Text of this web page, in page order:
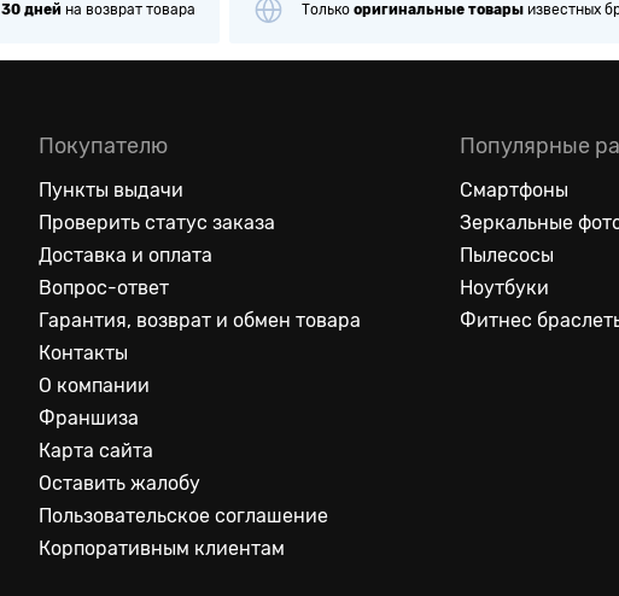
30 дней на возврат товара Только оригинальные товары известных
Покупателю
Пункты выдачи
Проверить статус заказа
Доставка и оплата
Вопрос-ответ
Гарантия, возврат и обмен товара
Контакты
О компании
Франшиза
Карта сайта
Оставить жалобу
Пользовательское соглашение
Корпоративным клиентам
Популярные
Смартфоны
Зеркальные
Пылесосы
Ноутбуки
Фитнес